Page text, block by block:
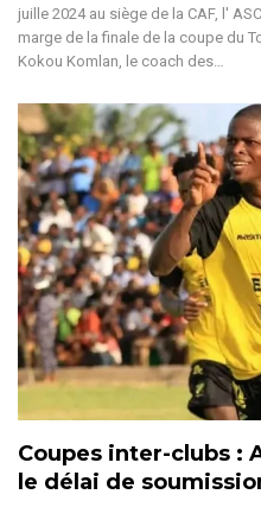
juille 2024 au siège de la CAF, l'
marge de la finale de la coupe du
Kokou Komlan, le coach des
Coupes inter-clubs :
le délai de